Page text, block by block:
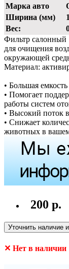
Марка авто
Ширина (мм)
Вес:
Фильтр салонный
для очищения
окружающей
Материал:
• Большая
• Помогает
работы систем
• Высокий поток
• Снижает
животных в
200 р.
Уточнить наличие
✕ Нет в наличии